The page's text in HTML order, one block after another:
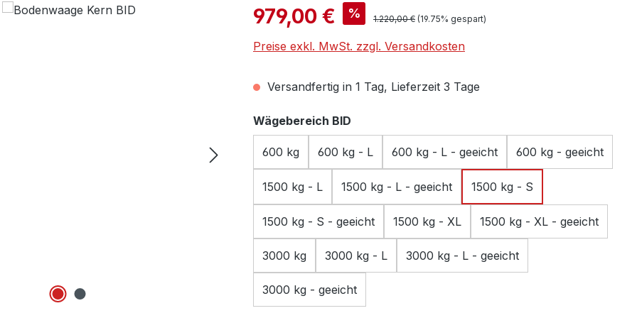
Verkaufspreis:
979,00 € % Regulärer Preis:
1.220,00 € (19.75% gespart)
Preise exkl. MwSt. zzgl. Versandkosten
Versandfertig in 1 Tag, Lieferzeit 3 Tage
Wägebereich BID
600 kg 600 kg - L 600 kg - L - geeicht 600 kg - geeicht
1500 kg - L 1500 kg - L - geeicht 1500 kg - S
1500 kg - S - geeicht 1500 kg - XL 1500 kg - XL - geeicht
3000 kg 3000 kg - L 3000 kg - L - geeicht
3000 kg - geeicht